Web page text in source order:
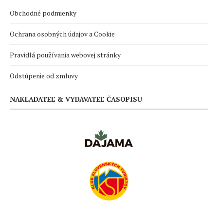
Obchodné podmienky
Ochrana osobných údajov a Cookie
Pravidlá používania webovej stránky
Odstúpenie od zmluvy
NAKLADATEĽ & VYDAVATEĽ ČASOPISU